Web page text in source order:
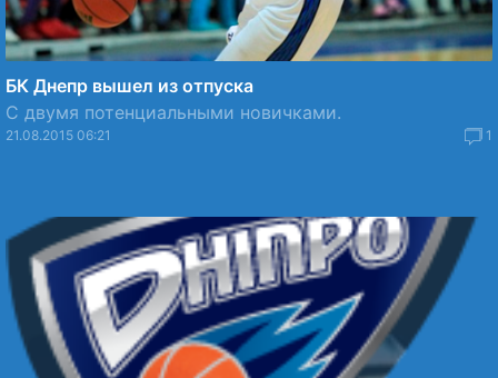
БК Днепр вышел из отпуска
С двумя потенциальными новичками.
21.08.2015 06:21 1